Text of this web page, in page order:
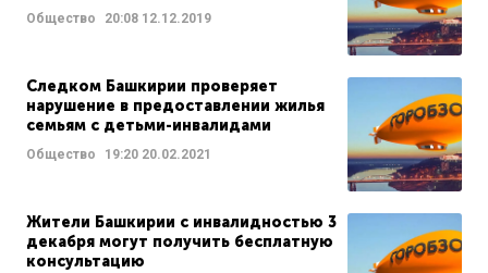
Общество 20:08 12.12.2019
Следком Башкирии проверяет
нарушение в предоставлении жилья
семьям с детьми-инвалидами
Общество 19:20 20.02.2021
Жители Башкирии с инвалидностью 3
декабря могут получить бесплатную
консультацию